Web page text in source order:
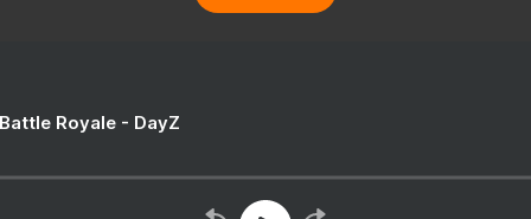
Royale - DayZ